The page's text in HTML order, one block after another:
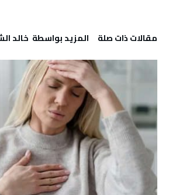
‫مقالات ذات صلة‬ ‫‫المزيد بواسطة‬ ‬ ‬خالد